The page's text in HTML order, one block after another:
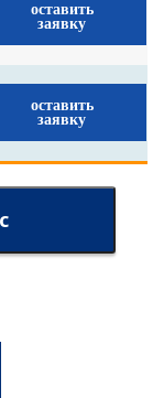
оставить
заявку
оставить
заявку